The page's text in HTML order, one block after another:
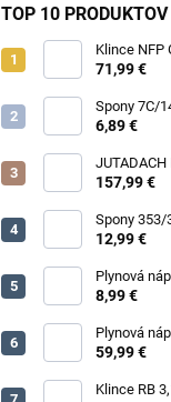
TOP 10 PRODUKTOV
Klince NFP
RING HDG,
71,99 €
Spony 7C/
10000ks/box
6,89 €
PROFI 160
157,99 €
Spony 353/
5000
12,99 €
Plynová
červená
8,99 €
Plynová
30ml, 2ks/
59,99 €
Klince RB